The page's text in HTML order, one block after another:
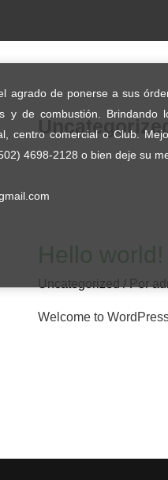
Uncategorized
Uncategorized / Por
Welcome to
agrado de ponerse a sus
y de combustión.
centro comercial o Club.
4698-2128 o bien deje su